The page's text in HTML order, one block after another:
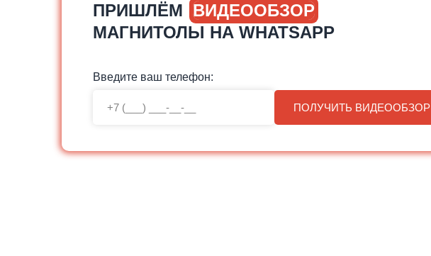
ПРИШЛЁМ ВИДЕООБЗОР
МАГНИТОЛЫ НА WHATSAPP
Введите ваш телефон:
ПОЛУЧИТЬ ВИДЕООБЗОР